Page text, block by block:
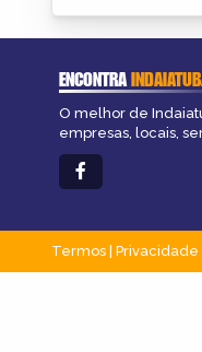
ENCONTRA
O melhor de
empresas, locais,
Termos Privacidade